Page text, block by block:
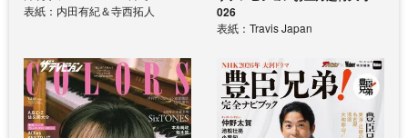
表紙：内田有紀＆寺西拓人
026
表紙：Travis Japan